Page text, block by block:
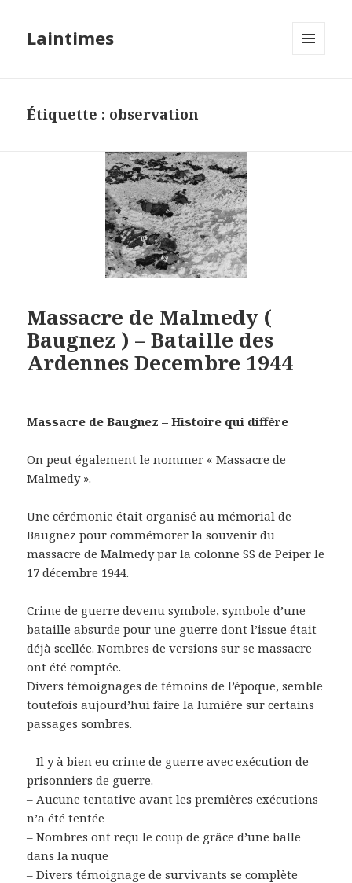
Laintimes
Étiquette : observation
Massacre de Malmedy (
Baugnez ) – Bataille des
Ardennes Decembre 1944
Massacre de Baugnez – Histoire qui diffère
On peut également le nommer « Massacre de
Malmedy ».
Une cérémonie était organisé au mémorial de
Baugnez pour commémorer la souvenir du
massacre de Malmedy par la colonne SS de Peiper le
17 décembre 1944.
Crime de guerre devenu symbole, symbole d’une
bataille absurde pour une guerre dont l’issue était
déjà scellée. Nombres de versions sur se massacre
ont été comptée.
Divers témoignages de témoins de l’époque, semble
toutefois aujourd’hui faire la lumière sur certains
passages sombres.
– Il y à bien eu crime de guerre avec exécution de
prisonniers de guerre.
– Aucune tentative avant les premières exécutions
n’a été tentée
– Nombres ont reçu le coup de grâce d’une balle
dans la nuque
– Divers témoignage de survivants se complète